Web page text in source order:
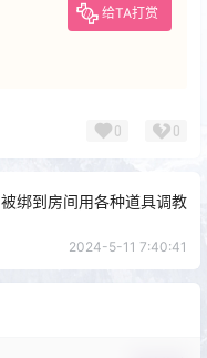
给TA打赏
0 0
被绑到房间用各种道具调教
2024-5-11 7:40:41